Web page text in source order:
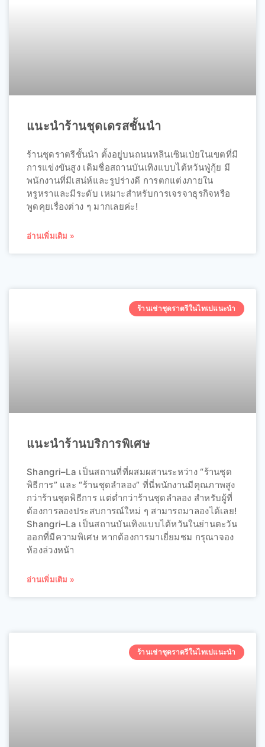
แนะนำร้านชุดเดรสชั้นนำ
ร้านชุดราตรีชั้นนำ ตั้งอยู่บนถนนหลินเซินเป่ยในเขตที่มี
การแข่งขันสูง เดิมชื่อสถานบันเทิงแบบไต้หวันฟู่กุ้ย มี
พนักงานที่มีเสน่ห์และรูปร่างดี การตกแต่งภายใน
หรูหราและมีระดับ เหมาะสำหรับการเจรจาธุรกิจหรือ
พูดคุยเรื่องต่าง ๆ มากเลยค่ะ!
อ่านเพิ่มเติม »
ร้านเช่าชุดราตรีในไทเปแนะนำ
แนะนำร้านบริการพิเศษ
Shangri–La เป็นสถานที่ที่ผสมผสานระหว่าง “ร้านชุด
พิธีการ” และ “ร้านชุดลำลอง” ที่นี่พนักงานมีคุณภาพสูง
กว่าร้านชุดพิธีการ แต่ต่ำกว่าร้านชุดลำลอง สำหรับผู้ที่
ต้องการลองประสบการณ์ใหม่ ๆ สามารถมาลองได้เลย!
Shangri–La เป็นสถานบันเทิงแบบไต้หวันในย่านตะวัน
ออกที่มีความพิเศษ หากต้องการมาเยี่ยมชม กรุณาจอง
ห้องล่วงหน้า
อ่านเพิ่มเติม »
ร้านเช่าชุดราตรีในไทเปแนะนำ